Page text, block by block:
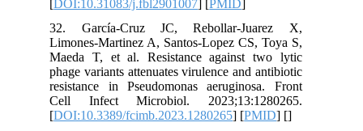
[DOI:10.31083/j.fbl2901007] [PMID
32. García-Cruz JC, Rebollar-Juarez X,
Limones-Martinez A, Santos-Lopez CS, Toya S,
Maeda T, et al. Resistance against two lytic
phage variants attenuates virulence and antibiotic
resistance in Pseudomonas aeruginosa. Front
Cell Infect Microbiol. 2023;13:1280265.
[DOI:10.3389/fcimb.2023.1280265] [PMID] [